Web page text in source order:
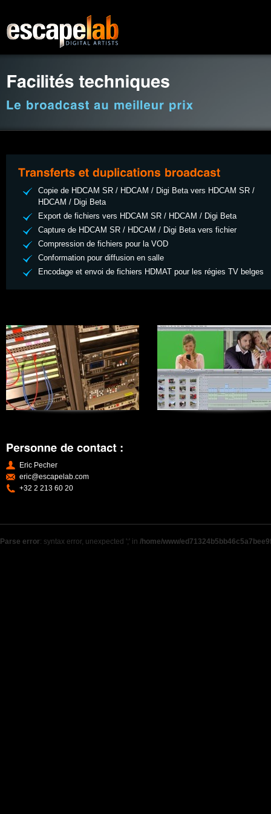
Copie de HDCAM SR / HDCAM / Digi Beta vers HDCAM SR /
HDCAM / Digi Beta
Export de fichiers vers HDCAM SR / HDCAM / Digi Beta
Capture de HDCAM SR / HDCAM / Digi Beta vers fichier
Compression de fichiers pour la VOD
Conformation pour diffusion en salle
Encodage et envoi de fichiers HDMAT pour les régies TV belges
Eric Pecher
eric@escapelab.com
+32 2 213 60 20
Parse error: syntax error, unexpected ';' in /home/www/